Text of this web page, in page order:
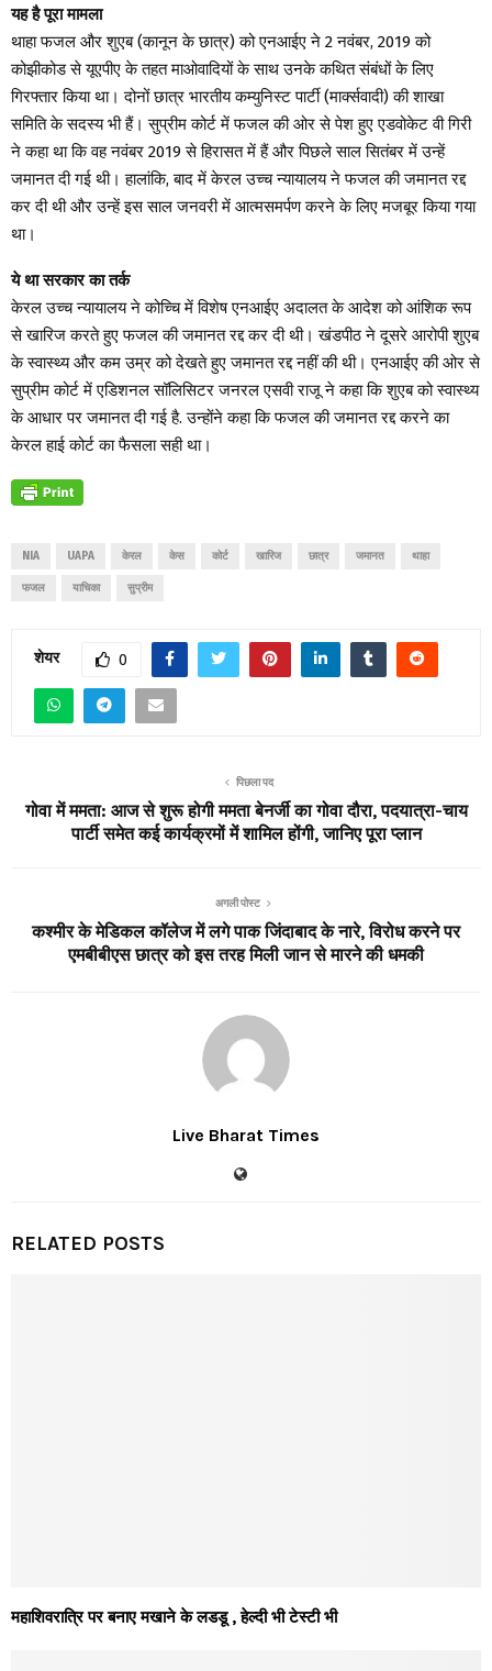
यह है पूरा मामला
थाहा फजल और शुएब (कानून के छात्र) को एनआईए ने 2 नवंबर, 2019 को
कोझीकोड से यूएपीए के तहत माओवादियों के साथ उनके कथित संबंधों के लिए
गिरफ्तार किया था। दोनों छात्र भारतीय कम्युनिस्ट पार्टी (मार्क्सवादी) की शाखा
समिति के सदस्य भी हैं। सुप्रीम कोर्ट में फजल की ओर से पेश हुए एडवोकेट वी गिरी
ने कहा था कि वह नवंबर 2019 से हिरासत में हैं और पिछले साल सितंबर में उन्हें
जमानत दी गई थी। हालांकि, बाद में केरल उच्च न्यायालय ने फजल की जमानत रद्द
कर दी थी और उन्हें इस साल जनवरी में आत्मसमर्पण करने के लिए मजबूर किया गया
था।
ये था सरकार का तर्क
केरल उच्च न्यायालय ने कोच्चि में विशेष एनआईए अदालत के आदेश को आंशिक रूप
से खारिज करते हुए फजल की जमानत रद्द कर दी थी। खंडपीठ ने दूसरे आरोपी शुएब
के स्वास्थ्य और कम उम्र को देखते हुए जमानत रद्द नहीं की थी। एनआईए की ओर से
सुप्रीम कोर्ट में एडिशनल सॉलिसिटर जनरल एसवी राजू ने कहा कि शुएब को स्वास्थ्य
के आधार पर जमानत दी गई है. उन्होंने कहा कि फजल की जमानत रद्द करने का
केरल हाई कोर्ट का फैसला सही था।
NIA UAPA केरल केस कोर्ट खारिज छात्र जमानत थाहा
फजल याचिका सुप्रीम
शेयर 0
पिछला पद
गोवा में ममता: आज से शुरू होगी ममता बेनर्जी का गोवा दौरा, पदयात्रा-चाय
पार्टी समेत कई कार्यक्रमों में शामिल होंगी, जानिए पूरा प्लान
अगली पोस्ट
कश्मीर के मेडिकल कॉलेज में लगे पाक जिंदाबाद के नारे, विरोध करने पर
एमबीबीएस छात्र को इस तरह मिली जान से मारने की धमकी
Live Bharat Times
RELATED POSTS
महाशिवरात्रि पर बनाए मखाने के लडडू , हेल्दी भी टेस्टी भी